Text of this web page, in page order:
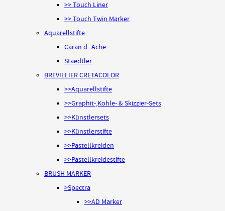
>> Touch Liner
>> Touch Twin Marker
Aquarellstifte
Caran d´Ache
Staedtler
BREVILLIER CRETACOLOR
>>Aquarellstifte
>>Graphit-,Kohle- & Skizzier-Sets
>>Künstlersets
>>Künstlerstifte
>>Pastellkreiden
>>Pastellkreidestifte
BRUSH MARKER
>Spectra
>>AD Marker